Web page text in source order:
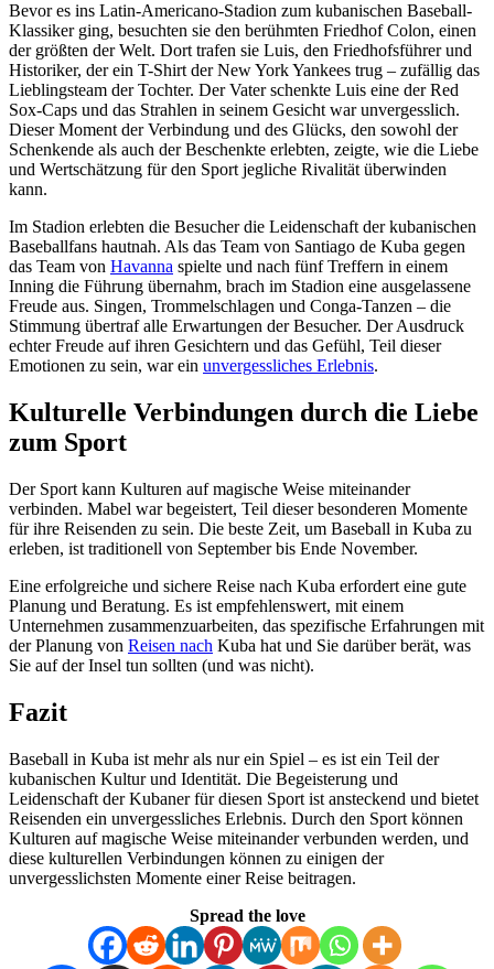
Bevor es ins Latin-Americano-Stadion zum kubanischen Baseball-
Klassiker ging, besuchten sie den berühmten Friedhof Colon, einen
der größten der Welt. Dort trafen sie Luis, den Friedhofsführer und
Historiker, der ein T-Shirt der New York Yankees trug – zufällig das
Lieblingsteam der Tochter. Der Vater schenkte Luis eine der Red
Sox-Caps und das Strahlen in seinem Gesicht war unvergesslich.
Dieser Moment der Verbindung und des Glücks, den sowohl der
Schenkende als auch der Beschenkte erlebten, zeigte, wie die Liebe
und Wertschätzung für den Sport jegliche Rivalität überwinden
kann.
Im Stadion erlebten die Besucher die Leidenschaft der kubanischen
Baseballfans hautnah. Als das Team von Santiago de Kuba gegen
das Team von Havanna spielte und nach fünf Treffern in einem
Inning die Führung übernahm, brach im Stadion eine ausgelassene
Freude aus. Singen, Trommelschlagen und Conga-Tanzen – die
Stimmung übertraf alle Erwartungen der Besucher. Der Ausdruck
echter Freude auf ihren Gesichtern und das Gefühl, Teil dieser
Emotionen zu sein, war ein unvergessliches Erlebnis.
Kulturelle Verbindungen durch die Liebe
zum Sport
Der Sport kann Kulturen auf magische Weise miteinander
verbinden. Mabel war begeistert, Teil dieser besonderen Momente
für ihre Reisenden zu sein. Die beste Zeit, um Baseball in Kuba zu
erleben, ist traditionell von September bis Ende November.
Eine erfolgreiche und sichere Reise nach Kuba erfordert eine gute
Planung und Beratung. Es ist empfehlenswert, mit einem
Unternehmen zusammenzuarbeiten, das spezifische Erfahrungen mit
der Planung von Reisen nach Kuba hat und Sie darüber berät, was
Sie auf der Insel tun sollten (und was nicht).
Fazit
Baseball in Kuba ist mehr als nur ein Spiel – es ist ein Teil der
kubanischen Kultur und Identität. Die Begeisterung und
Leidenschaft der Kubaner für diesen Sport ist ansteckend und bietet
Reisenden ein unvergessliches Erlebnis. Durch den Sport können
Kulturen auf magische Weise miteinander verbunden werden, und
diese kulturellen Verbindungen können zu einigen der
unvergesslichsten Momente einer Reise beitragen.
Spread the love